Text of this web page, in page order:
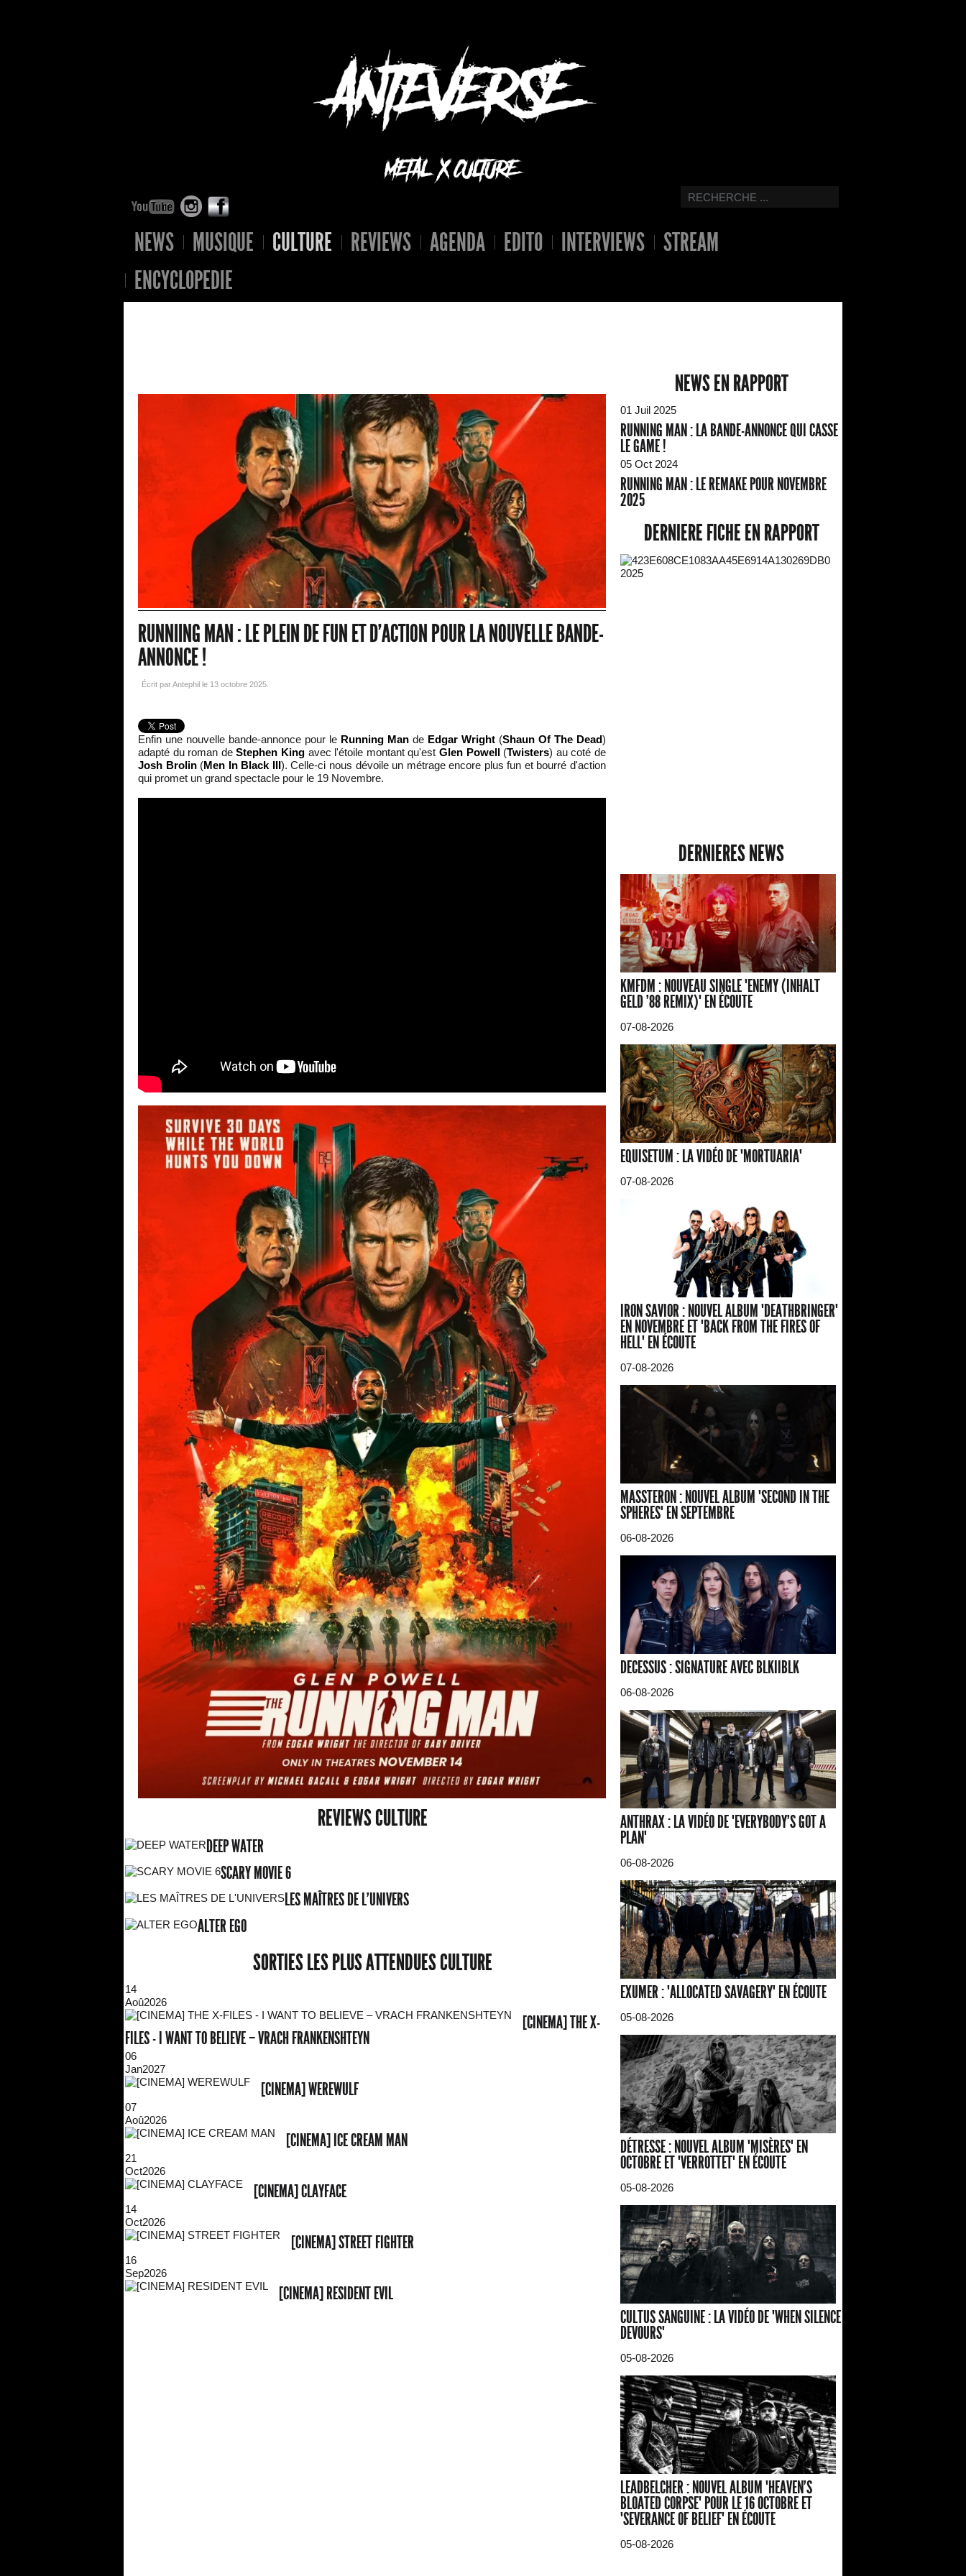
NEWS MUSIQUE CULTURE REVIEWS AGENDA EDITO INTERVIEWS
STREAM
ENCYCLOPEDIE
RUNNIING MAN : LE PLEIN DE FUN ET D'ACTION POUR LA NOUVELLE BANDE-
ANNONCE !
Écrit par Antephil le 13 octobre 2025
Enfin une nouvelle bande-annonce pour le Running Man de Edgar Wright (Shaun Of The Dead)
adapté du roman deStephen King avec l'étoile montant qu'est Glen Powell(Twisters) au coté de
Josh Brolin(Men In Black III). Celle-ci nous dévoile un métrage encore plus fun et bourré d'action
qui promet un grand spectacle pour le 19 Novembre.
REVIEWS CULTURE
DEEP WATER
SCARY MOVIE 6
LES MAÎTRES DE L'UNIVERS
ALTER EGO
SORTIES LES PLUS ATTENDUES CULTURE
14
Aoû2026
[CINEMA] THE X-
FILES - I WANT TO BELIEVE – VRACH FRANKENSHTEYN
06
Jan2027
[CINEMA] WEREWULF
07
Aoû2026
[CINEMA] ICE CREAM MAN
21
Oct2026
[CINEMA] CLAYFACE
14
Oct2026
[CINEMA] STREET FIGHTER
16
Sep2026
[CINEMA] RESIDENT EVIL
NEWS EN RAPPORT
01 Juil 2025
RUNNING MAN : LA BANDE-ANNONCE QUI CASSE
LE GAME !
05 Oct 2024
RUNNING MAN : LE REMAKE POUR NOVEMBRE
2025
DERNIERE FICHE EN RAPPORT
2025
DERNIERES NEWS
KMFDM : NOUVEAU SINGLE "ENEMY (INHALT
GELD '88 REMIX)" EN ÉCOUTE
07-08-2026
EQUISETUM : LA VIDÉO DE "MORTUARIA"
07-08-2026
IRON SAVIOR : NOUVEL ALBUM "DEATHBRINGER"
EN NOVEMBRE ET "BACK FROM THE FIRES OF
HELL" EN ÉCOUTE
07-08-2026
MASSTERON : NOUVEL ALBUM "SECOND IN THE
SPHERES" EN SEPTEMBRE
06-08-2026
DECESSUS : SIGNATURE AVEC BLKIIBLK
06-08-2026
ANTHRAX : LA VIDÉO DE "EVERYBODY'S GOT A
PLAN"
06-08-2026
EXUMER : "ALLOCATED SAVAGERY" EN ÉCOUTE
05-08-2026
DÉTRESSE : NOUVEL ALBUM "MISÈRES" EN
OCTOBRE ET "VERROTTET" EN ÉCOUTE
05-08-2026
CULTUS SANGUINE : LA VIDÉO DE "WHEN SILENCE
DEVOURS"
05-08-2026
LEADBELCHER : NOUVEL ALBUM "HEAVEN'S
BLOATED CORPSE" POUR LE 16 OCTOBRE ET
"SEVERANCE OF BELIEF" EN ÉCOUTE
05-08-2026